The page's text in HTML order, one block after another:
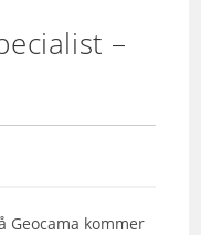
–
Geocama kommer